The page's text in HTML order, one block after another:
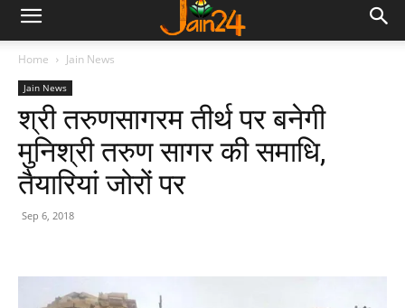
Home Jain News
Jain News
श्री तरुणसागरम तीर्थ पर बनेगी
मुनिश्री तरुण सागर की समाधि,
तैयारियां जोरों पर
Sep 6, 2018